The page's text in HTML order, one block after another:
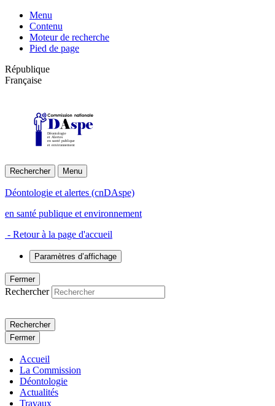
Menu
Contenu
Moteur de recherche
Pied de page
République
Française
Déontologie
et Alertes
en santé publique
et environnement
Rechercher Menu
Déontologie et alertes (cnDAspe)
en santé publique et environnement
- Retour à la page d'accueil
Paramètres d’affichage
Fermer
Rechercher
Rechercher
Fermer
Accueil
La Commission
Déontologie
Actualités
Travaux